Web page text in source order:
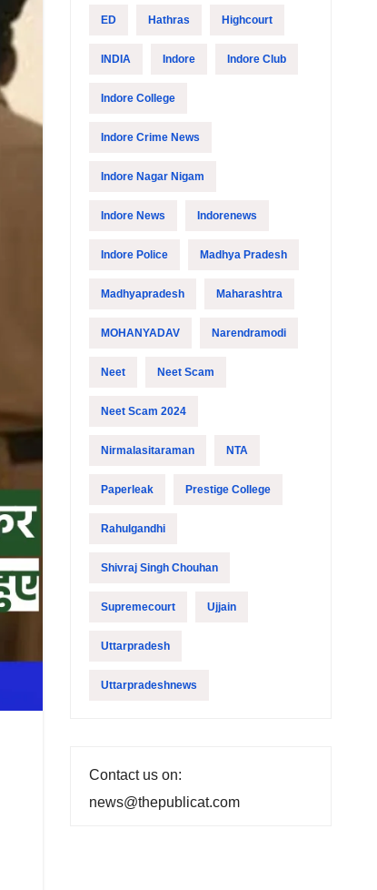
ED Hathras Highcourt
INDIA Indore Indore Club
Indore College
Indore Crime News
Indore Nagar Nigam
Indore News Indorenews
Indore Police Madhya Pradesh
Madhyapradesh Maharashtra
MOHANYADAV Narendramodi
Neet Neet Scam
Neet Scam 2024
Nirmalasitaraman NTA
Paperleak Prestige College
Rahulgandhi
Shivraj Singh Chouhan
Supremecourt Ujjain
Uttarpradesh
Uttarpradeshnews
Contact us on:
news@thepublicat.com